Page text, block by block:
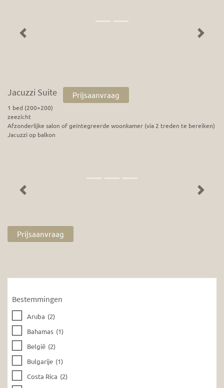
Bestemmingen
Aruba (2)
Bahamas (1)
België (2)
Bulgarije (1)
Costa Rica (2)
Previous Next
Jacuzzi Suite Prijsaanvraag
1 bed (200×200)
zeezicht
Afzonderlijke salon of geïntegreerde woonkamer (via 2 treden te bereiken)
Jacuzzi op balkon
Previous Next
Prijsaanvraag